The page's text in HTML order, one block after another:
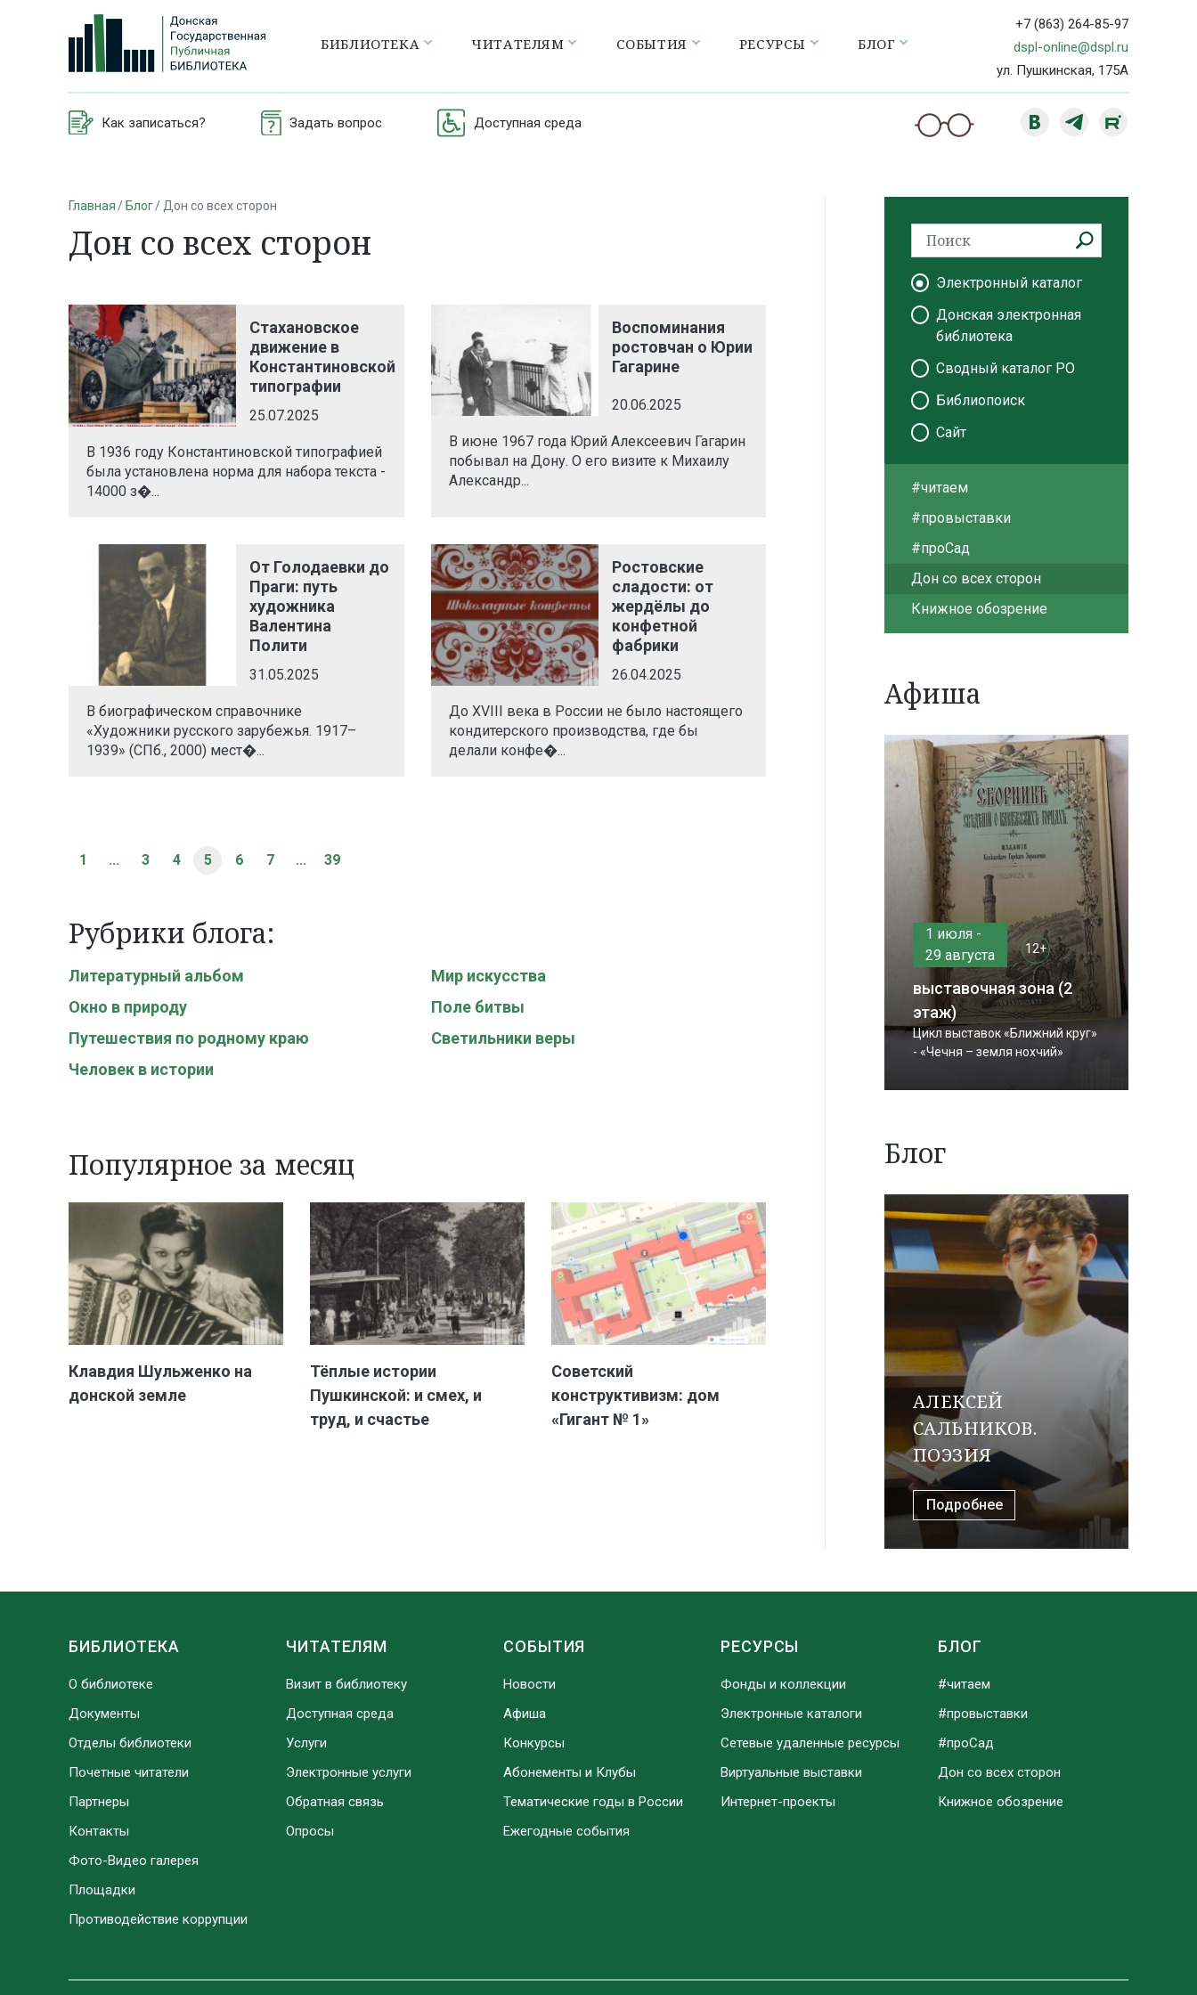
БИБЛИОТЕКА ЧИТАТЕЛЯМ СОБЫТИЯ РЕСУРСЫ БЛОГ
+7 (863) 264-85-97
dspl-online@dspl.ru
ул. Пушкинская, 175А
Как записаться? Задать вопрос Доступная среда
Главная Блог Дон со всех сторон
Дон со всех сторон
Стахановское
движение в
Константиновской
типографии
25.07.2025
В 1936 году Константиновской типографией
была установлена норма для набора текста -
14000 з�...
Воспоминания
ростовчан о Юрии
Гагарине
20.06.2025
В июне 1967 года Юрий Алексеевич Гагарин
побывал на Дону. О его визите к Михаилу
Александр...
От Голодаевки до
Праги: путь
художника
Валентина
Полити
31.05.2025
В биографическом справочнике
«Художники русского зарубежья. 1917–
1939» (СПб., 2000) мест�...
Ростовские
сладости: от
жердёлы до
конфетной
фабрики
26.04.2025
До XVIII века в России не было настоящего
кондитерского производства, где бы
делали конфе�...
1 ... 3 4 5 6 7 ... 39
Рубрики блога:
Литературный альбом
Мир искусства
Окно в природу
Поле битвы
Путешествия по родному краю
Светильники веры
Человек в истории
Популярное за месяц
Клавдия Шульженко на
донской земле
Тёплые истории
Пушкинской: и смех, и
труд, и счастье
Советский
конструктивизм: дом
«Гигант № 1»
Электронный каталог
Донская электронная
библиотека
Сводный каталог РО
Библиопоиск
Сайт
#читаем
#провыставки
#проСад
Дон со всех сторон
Книжное обозрение
Афиша
1 июля -
29 августа
12+
выставочная зона (2
этаж)
Цикл выставок «Ближний круг»
- «Чечня – земля нохчий»
Блог
АЛЕКСЕЙ
САЛЬНИКОВ.
ПОЭЗИЯ
Подробнее
БИБЛИОТЕКА
О библиотеке
Документы
Отделы библиотеки
Почетные читатели
Партнеры
Контакты
Фото-Видео галерея
Площадки
Противодействие коррупции
ЧИТАТЕЛЯМ
Визит в библиотеку
Доступная среда
Услуги
Электронные услуги
Обратная связь
Опросы
СОБЫТИЯ
Новости
Афиша
Конкурсы
Абонементы и Клубы
Тематические годы в России
Ежегодные события
РЕСУРСЫ
Фонды и коллекции
Электронные каталоги
Сетевые удаленные ресурсы
Виртуальные выставки
Интернет-проекты
БЛОГ
#читаем
#провыставки
#проСад
Дон со всех сторон
Книжное обозрение